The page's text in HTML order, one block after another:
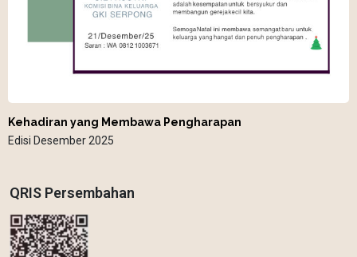
Kehadiran yang Membawa Pengharapan
Edisi Desember 2025
QRIS Persembahan